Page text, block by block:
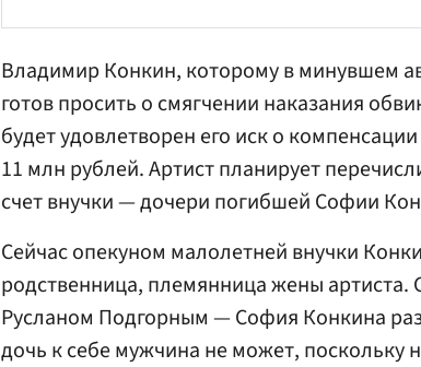
Владимир Конкин, которому в минувшем
готов просить о смягчении наказания
будет удовлетворен его иск о
11 млн рублей. Артист планирует
счет внучки — дочери погибшей Софии
Сейчас опекуном малолетней внучки
родственница, племянница жены
Русланом Подгорным — София Конкина
дочь к себе мужчина не может, поскольку